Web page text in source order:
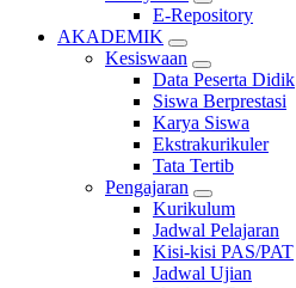
E-Repository
AKADEMIK
Kesiswaan
Data Peserta Didik
Siswa Berprestasi
Karya Siswa
Ekstrakurikuler
Tata Tertib
Pengajaran
Kurikulum
Jadwal Pelajaran
Kisi-kisi PAS/PAT
Jadwal Ujian